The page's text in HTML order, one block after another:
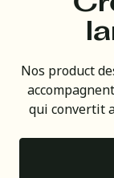
Nos product
qui convertit